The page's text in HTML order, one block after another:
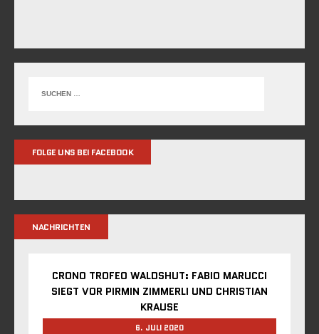
FOLGE UNS BEI FACEBOOK
NACHRICHTEN
CRONO TROFEO WALDSHUT: FABIO MARUCCI
SIEGT VOR PIRMIN ZIMMERLI UND CHRISTIAN
KRAUSE
6. JULI 2020